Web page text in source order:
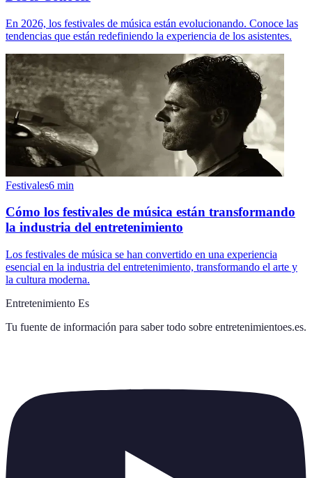
En 2026, los festivales de música están evolucionando. Conoce las
tendencias que están redefiniendo la experiencia de los asistentes.
Festivales6 min
Cómo los festivales de música están transformando
la industria del entretenimiento
Los festivales de música se han convertido en una experiencia
esencial en la industria del entretenimiento, transformando el arte y
la cultura moderna.
Entretenimiento Es
Tu fuente de información para saber todo sobre entretenimientoes.es.